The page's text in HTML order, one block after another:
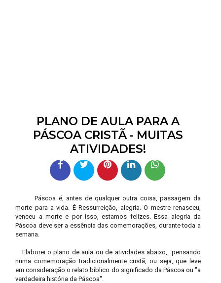
PLANO DE AULA PARA A
PÁSCOA CRISTÃ - MUITAS
ATIVIDADES!
Páscoa é, antes de qualquer outra coisa, passagem da
morte para a vida. É Ressurreição, alegria. O mestre renasceu,
venceu a morte e por isso, estamos felizes. Essa alegria da
Páscoa deve ser a essência das comemorações, durante toda a
semana.
Elaborei o plano de aula ou de atividades abaixo, pensando
numa comemoração tradicionalmente cristã, ou seja, que leve
em consideração o relato bíblico do significado da Páscoa ou "a
verdadeira história da Páscoa".